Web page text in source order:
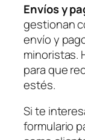
Envíos y
gestionan
envío y
minoristas.
para que
estés.
Si te
formulario